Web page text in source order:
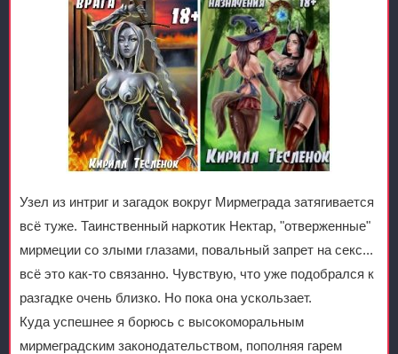
Узел из интриг и загадок вокруг Мирмеграда затягивается
всё туже. Таинственный наркотик Нектар, "отверженные"
мирмеции со злыми глазами, повальный запрет на секс...
всё это как-то связанно. Чувствую, что уже подобрался к
разгадке очень близко. Но пока она ускользает.
Куда успешнее я борюсь с высокоморальным
мирмеградским законодательством, пополняя гарем